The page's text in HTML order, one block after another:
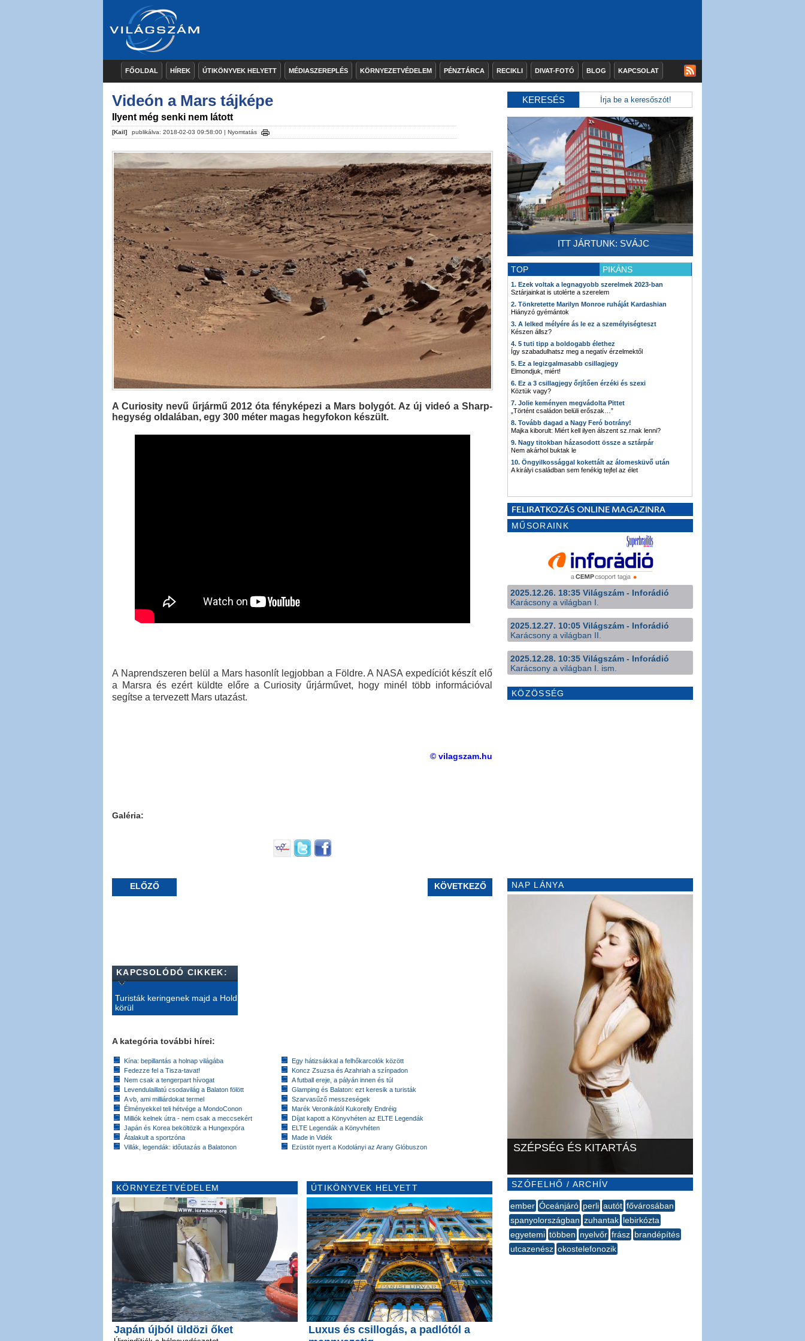
FŐOLDAL HÍREK ÚTIKÖNYVEK HELYETT MÉDIASZEREPLÉS KÖRNYEZETVÉDELEM PÉNZTÁRCA RECIKLI DIVAT-FOTÓ BLOG KAPCSOLAT
Videón a Mars tájképe
Ilyent még senki nem látott
[Kail] publikálva: 2018-02-03 09:58:00 | Nyomtatás
A Curiosity nevű űrjármű 2012 óta fényképezi a Mars bolygót. Az új videó a Sharp-
hegység oldalában, egy 300 méter magas hegyfokon készült.
A Naprendszeren belül a Mars hasonlít legjobban a Földre. A NASA expedíciót készít elő
a Marsra és ezért küldte előre a Curiosity űrjárművet, hogy minél több információval
segítse a tervezett Mars utazást.
© vilagszam.hu
Galéria:
ELŐZŐ KÖVETKEZŐ
KAPCSOLÓDÓ CIKKEK:
Turisták keringenek majd a Hold
körül
A kategória további hírei:
Kína: bepillantás a holnap világába
Fedezze fel a Tisza-tavat!
Nem csak a tengerpart hívogat
Levendulaillatú csodavilág a Balaton fölött
A vb, ami milliárdokat termel
Élményekkel teli hétvége a MondoConon
Milliók kelnek útra - nem csak a meccsekért
Japán és Korea beköltözik a Hungexpóra
Átalakult a sportzóna
Villák, legendák: időutazás a Balatonon
Egy hátizsákkal a felhőkarcolók között
Koncz Zsuzsa és Azahriah a színpadon
A futball ereje, a pályán innen és túl
Glamping és Balaton: ezt keresik a turisták
Szarvasűző messzeségek
Marék Veronikától Kukorelly Endréig
Díjat kapott a Könyvhéten az ELTE Legendák
ELTE Legendák a Könyvhéten
Made in Vidék
Ezüstöt nyert a Kodolányi az Arany Glóbuszon
KÖRNYEZETVÉDELEM
Japán újból üldözi őket
ÚTIKÖNYVEK HELYETT
Luxus és csillogás, a padlótól a
KERESÉS
ITT JÁRTUNK: SVÁJC
TOP PIKÁNS
1. Ezek voltak a legnagyobb szerelmek 2023-ban
Sztárjainkat is utolérte a szerelem
2. Tönkretette Marilyn Monroe ruháját Kardashian
Hiányzó gyémántok
3. A lelked mélyére ás le ez a személyiségteszt
Készen állsz?
4. 5 tuti tipp a boldogabb élethez
Így szabadulhatsz meg a negatív érzelmektől
5. Ez a legizgalmasabb csillagjegy
Elmondjuk, miért!
6. Ez a 3 csillagjegy őrjítően érzéki és szexi
Köztük vagy?
7. Jolie keményen megvádolta Pittet
„Történt családon belüli erőszak…”
8. Tovább dagad a Nagy Feró botrány!
Majka kiborult: Miért kell ilyen álszent sz.rnak lenni?
9. Nagy titokban házasodott össze a sztárpár
Nem akárhol buktak le
10. Öngyilkossággal kokettált az álomesküvő után
A királyi családban sem fenékig tejfel az élet
MŰSORAINK
2025.12.26. 18:35 Világszám - Inforádió
Karácsony a világban I.
2025.12.27. 10:05 Világszám - Inforádió
Karácsony a világban II.
2025.12.28. 10:35 Világszám - Inforádió
Karácsony a világban I. ism.
KÖZÖSSÉG
NAP LÁNYA
SZÉPSÉG ÉS KITARTÁS
SZÓFELHŐ / ARCHÍV
ember Óceánjáró perli autót fővárosában
spanyolországban zuhantak lebirkózta
egyetemi többen nyelvőr frász brandépítés
utcazenész okostelefonozik